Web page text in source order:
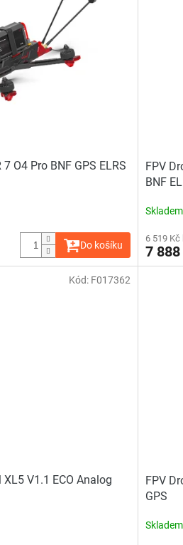
O4 Pro BNF GPS ELRS
Do košíku
FPV
BNF
Skladem
6 519 Kč
7
V1.1 ECO Analog
Kód: F017362
FPV
GPS
Skladem